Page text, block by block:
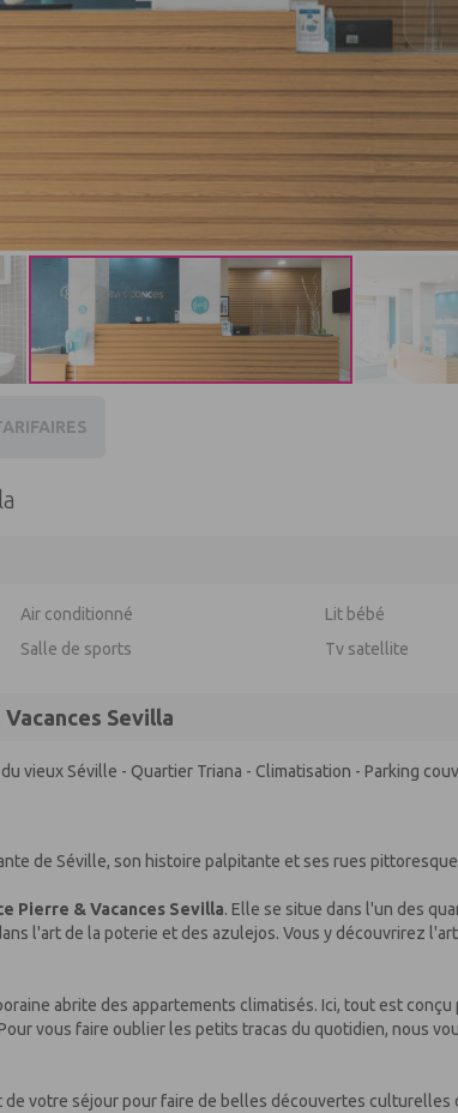
Air conditionné
Lit bébé
Salle de sports Tv satellite
Sevilla
vieux Séville - Quartier Triana - Climatisation - Parking
de Séville, son histoire palpitante et ses rues
Pierre & Vacances Sevilla. Elle se situe dans l'un des
l'art de la poterie et des azulejos. Vous y découvrirez
abrite des appartements climatisés. Ici, tout est
vous faire oublier les petits tracas du quotidien, nous
votre séjour pour faire de belles découvertes culturelles